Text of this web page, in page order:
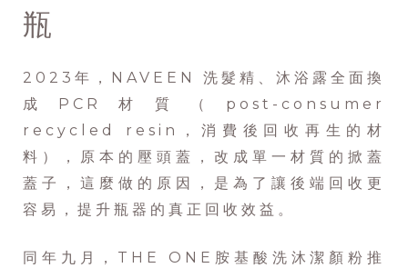
瓶
2023年，NAVEEN 洗髮精、沐浴露全面換
成PCR材質（post-consumer
recycled resin，消費後回收再生的材
料），原本的壓頭蓋，改成單一材質的掀蓋
蓋子，這麼做的原因，是為了讓後端回收更
容易，提升瓶器的真正回收效益。
同年九月，THE ONE胺基酸洗沐潔顏粉推